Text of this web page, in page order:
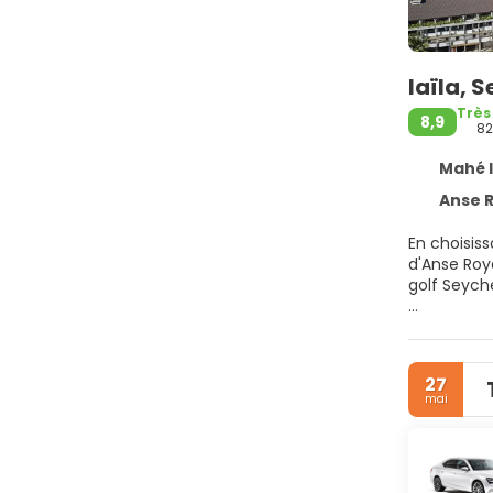
laïla,
8,9
Mahé
Anse
En
d'Anse Royale et à 3
golf
Internet
Avec une
chaînes
services
27
mai